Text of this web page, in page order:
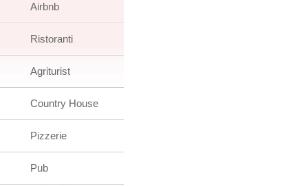
Airbnb
Ristoranti
Agriturist
Country House
Pizzerie
Pub